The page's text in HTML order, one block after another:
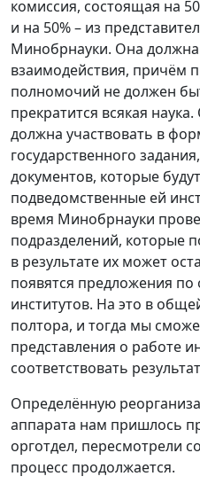
комиссия, состоящая на
и на 50% – из
Минобрнауки. Она должна
взаимодействия, причём
полномочий не должен
прекратится всякая
должна участвовать в
государственного
документов, которые
подведомственные ей
время Минобрнауки
подразделений, которые
в результате их может
появятся предложения
институтов. На это в
полтора, и тогда мы
представления о работе
соответствовать
Определённую
аппарата нам пришлось
орготдел, пересмотрели
процесс продолжается.